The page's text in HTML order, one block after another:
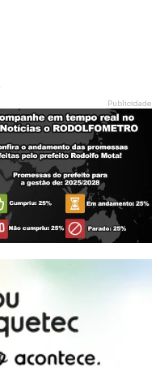
Publicidade